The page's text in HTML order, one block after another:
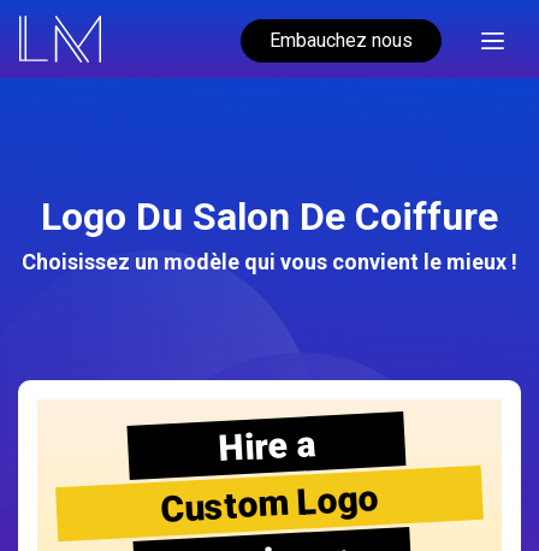
Embauchez nous
Logo Du Salon De Coiffure
Choisissez un modèle qui vous convient le mieux !
Hire a
Custom Logo